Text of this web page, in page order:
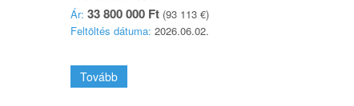
Ár: 33 800 000 Ft(93 113 €)
Feltöltés dátuma: 2026.06.02.
Tovább